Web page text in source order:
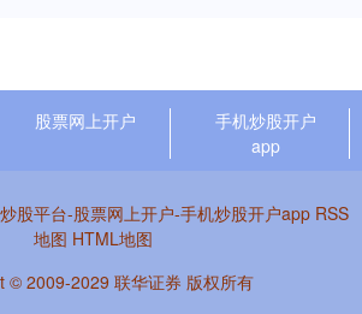
股票网上开户
手机炒股开户
app
股平台-股票网上开户-手机炒股开户app RSS
地图 HTML地图
© 2009-2029 联华证券 版权所有